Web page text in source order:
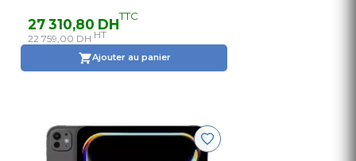
27 310,80 DHTTC
22 759,00 DH HT
Ajouter au panier